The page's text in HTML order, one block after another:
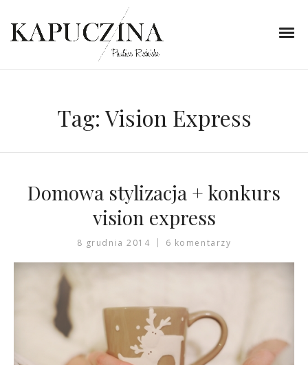
Tag:Vision Express
Domowa stylizacja + konkurs
vision express
8 grudnia 2014 6 komentarzy